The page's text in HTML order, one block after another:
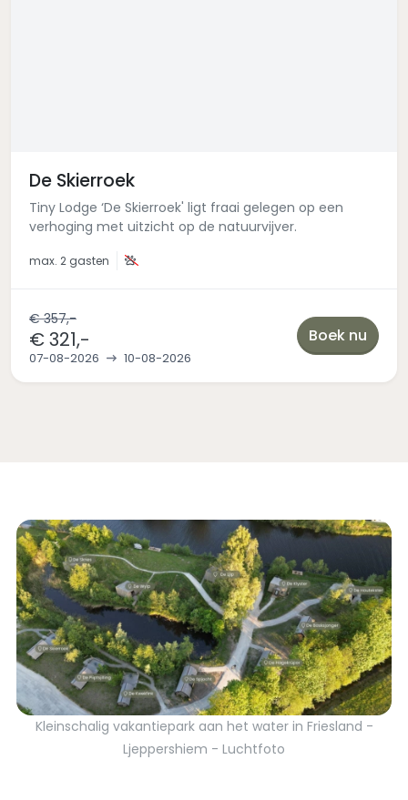
De Skierroek
Tiny Lodge ‘De Skierroek' ligt fraai gelegen op een
verhoging met uitzicht op de natuurvijver.
max. 2 gasten
€ 357,-
€ 321,-
07-08-2026 10-08-2026
Boek nu
Kleinschalig vakantiepark aan het water in Friesland -
Ljeppershiem - Luchtfoto